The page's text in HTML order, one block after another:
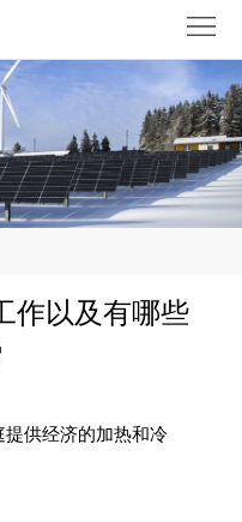
作以及有哪些
供经济的加热和冷